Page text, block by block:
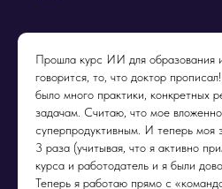
Прошла курс ИИ для образования
говорится, то, что доктор
было много практики, конкретных
задачам. Считаю, что мое
суперпродуктивным. И теперь моя
3 раза (учитывая, что я активно
курса и работодатель и я были
Теперь я работаю прямо с